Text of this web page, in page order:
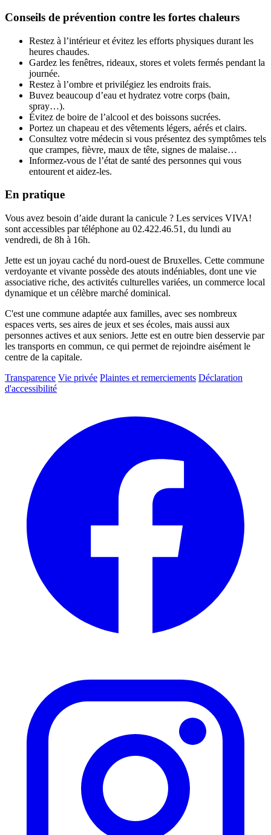
Conseils de prévention contre les fortes chaleurs
Restez à l’intérieur et évitez les efforts physiques durant les
heures chaudes.
Gardez les fenêtres, rideaux, stores et volets fermés pendant la
journée.
Restez à l’ombre et privilégiez les endroits frais.
Buvez beaucoup d’eau et hydratez votre corps (bain,
spray…).
Évitez de boire de l’alcool et des boissons sucrées.
Portez un chapeau et des vêtements légers, aérés et clairs.
Consultez votre médecin si vous présentez des symptômes tels
que crampes, fièvre, maux de tête, signes de malaise…
Informez-vous de l’état de santé des personnes qui vous
entourent et aidez-les.
En pratique
Vous avez besoin d’aide durant la canicule ? Les services VIVA!
sont accessibles par téléphone au 02.422.46.51, du lundi au
vendredi, de 8h à 16h.
Jette est un joyau caché du nord-ouest de Bruxelles. Cette commune
verdoyante et vivante possède des atouts indéniables, dont une vie
associative riche, des activités culturelles variées, un commerce local
dynamique et un célèbre marché dominical.
C'est une commune adaptée aux familles, avec ses nombreux
espaces verts, ses aires de jeux et ses écoles, mais aussi aux
personnes actives et aux seniors. Jette est en outre bien desservie par
les transports en commun, ce qui permet de rejoindre aisément le
centre de la capitale.
Transparence Vie privée Plaintes et remerciements Déclaration
d'accessibilité